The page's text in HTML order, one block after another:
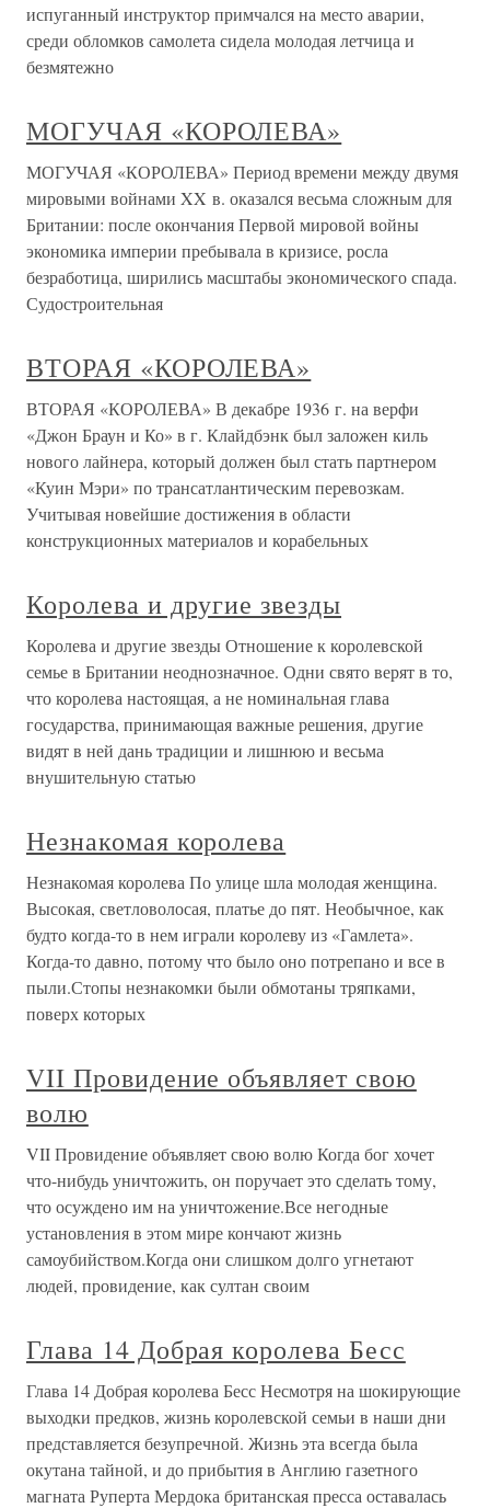
испуганный инструктор примчался на место аварии,
среди обломков самолета сидела молодая летчица и
безмятежно
МОГУЧАЯ «КОРОЛЕВА»
МОГУЧАЯ «КОРОЛЕВА» Период времени между двумя
мировыми войнами XX в. оказался весьма сложным для
Британии: после окончания Первой мировой войны
экономика империи пребывала в кризисе, росла
безработица, ширились масштабы экономического спада.
Судостроительная
ВТОРАЯ «КОРОЛЕВА»
ВТОРАЯ «КОРОЛЕВА» В декабре 1936 г. на верфи
«Джон Браун и Ко» в г. Клайдбэнк был заложен киль
нового лайнера, который должен был стать партнером
«Куин Мэри» по трансатлантическим перевозкам.
Учитывая новейшие достижения в области
конструкционных материалов и корабельных
Королева и другие звезды
Королева и другие звезды Отношение к королевской
семье в Британии неоднозначное. Одни свято верят в то,
что королева настоящая, а не номинальная глава
государства, принимающая важные решения, другие
видят в ней дань традиции и лишнюю и весьма
внушительную статью
Незнакомая королева
Незнакомая королева По улице шла молодая женщина.
Высокая, светловолосая, платье до пят. Необычное, как
будто когда-то в нем играли королеву из «Гамлета».
Когда-то давно, потому что было оно потрепано и все в
пыли.Стопы незнакомки были обмотаны тряпками,
поверх которых
VII Провидение объявляет свою
волю
VII Провидение объявляет свою волю Когда бог хочет
что-нибудь уничтожить, он поручает это сделать тому,
что осуждено им на уничтожение.Все негодные
установления в этом мире кончают жизнь
самоубийством.Когда они слишком долго угнетают
людей, провидение, как султан своим
Глава 14 Добрая королева Бесс
Глава 14 Добрая королева Бесс Несмотря на шокирующие
выходки предков, жизнь королевской семьи в наши дни
представляется безупречной. Жизнь эта всегда была
окутана тайной, и до прибытия в Англию газетного
магната Руперта Мердока британская пресса оставалась